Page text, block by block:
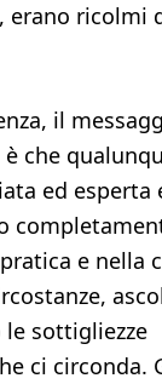
erano ricolmi
il
che
ed esperta
e nella
sottigliezze
ci circonda.